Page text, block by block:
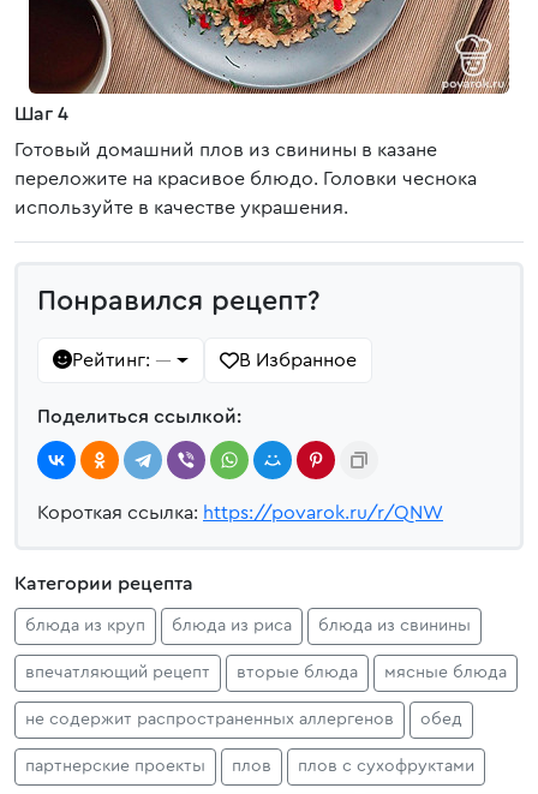
Шаг 4
Готовый домашний плов из свинины в казане
переложите на красивое блюдо. Головки чеснока
используйте в качестве украшения.
Понравился рецепт?
Рейтинг: — В Избранное
Поделиться ссылкой:
Короткая ссылка: https://povarok.ru/r/QNW
Категории рецепта
блюда из круп блюда из риса блюда из свинины
впечатляющий рецепт вторые блюда мясные блюда
не содержит распространенных аллергенов обед
партнерские проекты плов плов с сухофруктами